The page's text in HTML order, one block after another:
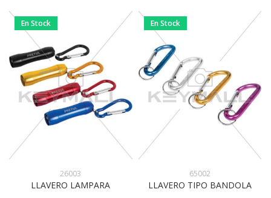
En Stock
26003
LLAVERO LAMPARA
En Stock
65002
LLAVERO TIPO BANDOLA